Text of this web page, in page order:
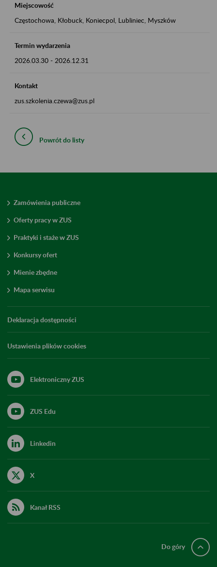
Miejscowość
Częstochowa, Kłobuck, Koniecpol, Lubliniec, Myszków
Termin wydarzenia
2026.03.30 - 2026.12.31
Kontakt
zus.szkolenia.czewa@zus.pl
Powrót do listy
Zamówienia publiczne
Oferty pracy w ZUS
Praktyki i staże w ZUS
Konkursy ofert
Mienie zbędne
Mapa serwisu
Deklaracja dostępności
Ustawienia plików cookies
Elektroniczny ZUS
ZUS Edu
Linkedin
X
Kanał RSS
Do góry